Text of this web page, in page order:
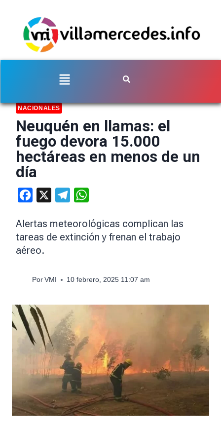
NACIONALES
Neuquén en llamas: el
fuego devora 15.000
hectáreas en menos de un
día
Facebook Telegram
Alertas meteorológicas complican las
tareas de extinción y frenan el trabajo
aéreo.
Por VMI 10 febrero, 2025 11:07 am